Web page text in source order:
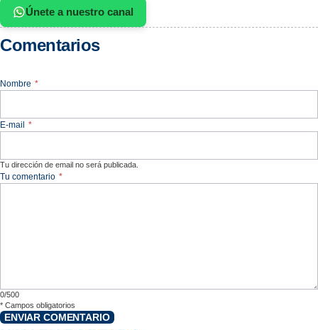
Únete a nuestro canal
Comentarios
Nombre *
E-mail *
Tu dirección de email no será publicada.
Tu comentario *
0/500
* Campos obligatorios
ENVIAR COMENTARIO